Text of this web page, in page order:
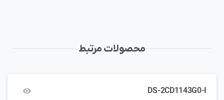
محصولات مرتبط
DS-2CD1143G0-I